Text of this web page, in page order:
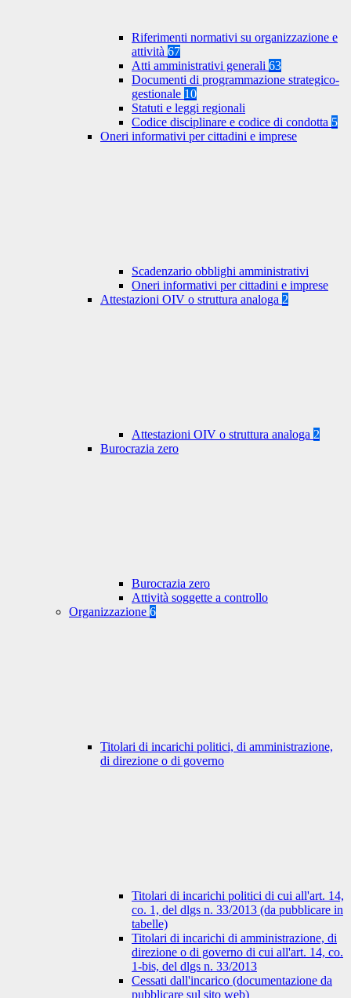
Riferimenti normativi su organizzazione e
attività 67
Atti amministrativi generali 63
Documenti di programmazione strategico-
gestionale 10
Statuti e leggi regionali
Codice disciplinare e codice di condotta 5
Oneri informativi per cittadini e imprese
Scadenzario obblighi amministrativi
Oneri informativi per cittadini e imprese
Attestazioni OIV o struttura analoga 2
Attestazioni OIV o struttura analoga 2
Burocrazia zero
Burocrazia zero
Attività soggette a controllo
Organizzazione 6
Titolari di incarichi politici, di amministrazione,
di direzione o di governo
Titolari di incarichi politici di cui all'art. 14,
co. 1, del dlgs n. 33/2013 (da pubblicare in
tabelle)
Titolari di incarichi di amministrazione, di
direzione o di governo di cui all'art. 14, co.
1-bis, del dlgs n. 33/2013
Cessati dall'incarico (documentazione da
pubblicare sul sito web)